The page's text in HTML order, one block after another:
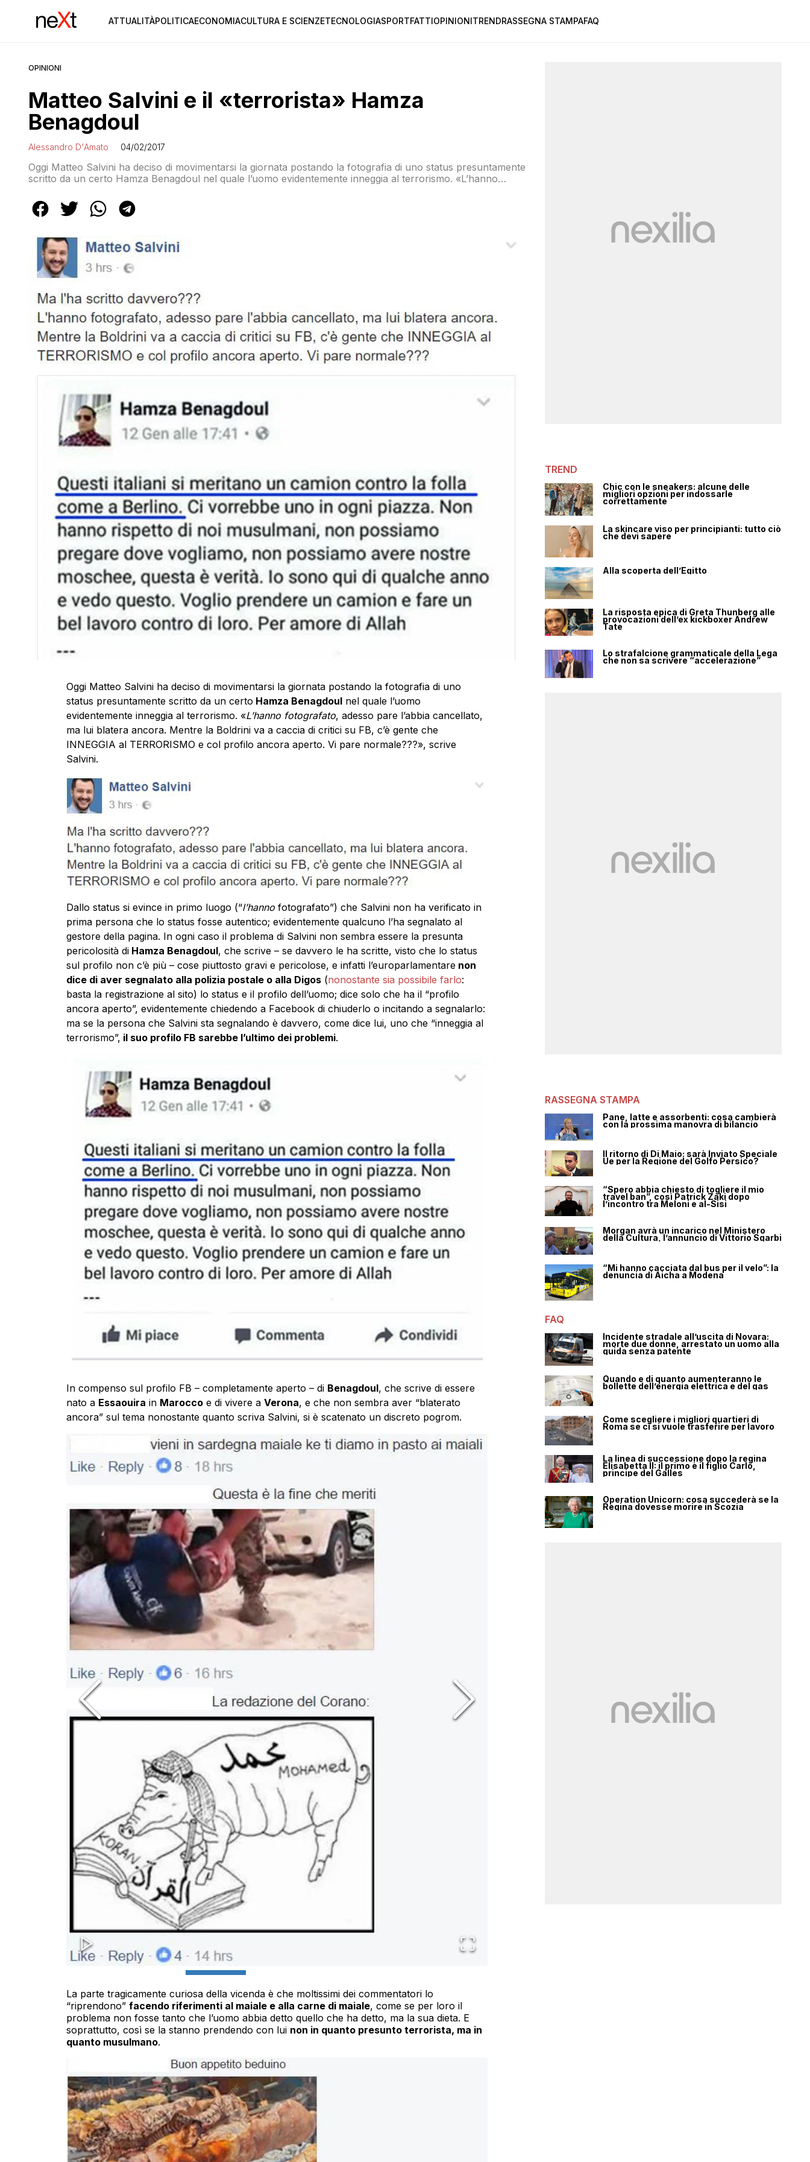
ATTUALITÀPOLITICAECONOMIACULTURA E SCIENZETECNOLOGIASPORTFATTIOPINIONITRENDRASSEGNA STAMPAFAQ
OPINIONI
Matteo Salvini e il «terrorista» Hamza
Benagdoul
Alessandro D'Amato 04/02/2017
Oggi Matteo Salvini ha deciso di movimentarsi la giornata postando la fotografia di uno status presuntamente
scritto da un certo Hamza Benagdoul nel quale l’uomo evidentemente inneggia al terrorismo. «L’hanno
FB, c’è gente che INNEGGIA al TERRORISMO […]
Oggi Matteo Salvini ha deciso di movimentarsi la giornata postando la fotografia di uno
status presuntamente scritto da un certo Hamza Benagdoulnel quale l’uomo
evidentemente inneggia al terrorismo. «L’hanno fotografato, adesso pare l’abbia cancellato,
ma lui blatera ancora. Mentre la Boldrini va a caccia di critici su FB, c’è gente che
INNEGGIA al TERRORISMO e col profilo ancora aperto. Vi pare normale???», scrive
Salvini.
Dallo status si evince in primo luogo (“l’hannofotografato”) che Salvini non ha verificato in
prima persona che lo status fosse autentico; evidentemente qualcuno l’ha segnalato al
gestore della pagina. In ogni caso il problema di Salvini non sembra essere la presunta
pericolosità diHamza Benagdoul, che scrive – se davvero le ha scritte, visto che lo status
sul profilo non c’è più – cose piuttosto gravi e pericolose, e infatti l’europarlamentarenon
dice di aver segnalato alla polizia postale o alla Digos(nonostante sia possibile farlo:
basta la registrazione al sito) lo status e il profilo dell’uomo; dice solo che ha il “profilo
ancora aperto”, evidentemente chiedendo a Facebook di chiuderlo o incitando a segnalarlo:
ma se la persona che Salvini sta segnalando è davvero, come dice lui, uno che “inneggia al
terrorismo”, il suo profilo FB sarebbe l’ultimo dei problemi.
In compenso sul profilo FB – completamente aperto – di Benagdoul, che scrive di essere
nato a Essaouira in Maroccoe di vivere a Verona, e che non sembra aver “blaterato
ancora” sul tema nonostante quanto scriva Salvini, si è scatenato un discreto pogrom.
La parte tragicamente curiosa della vicenda è che moltissimi dei commentatori lo
“riprendono” facendo riferimenti al maiale e alla carne di maiale, come se per loro il
problema non fosse tanto che l’uomo abbia detto quello che ha detto, ma la sua dieta. E
soprattutto, così se la stanno prendendo con lui non in quanto presunto terrorista, ma in
quanto musulmano.
TREND
Chic con le sneakers: alcune delle
migliori opzioni per indossarle
correttamente
La skincare viso per principianti: tutto ciò
che devi sapere
Alla scoperta dell’Egitto
La risposta epica di Greta Thunberg alle
provocazioni dell’ex kickboxer Andrew
Tate
Lo strafalcione grammaticale della Lega
che non sa scrivere “accelerazione”
RASSEGNA STAMPA
Pane, latte e assorbenti: cosa cambierà
con la prossima manovra di bilancio
Il ritorno di Di Maio: sarà Inviato Speciale
Ue per la Regione del Golfo Persico?
“Spero abbia chiesto di togliere il mio
travel ban”, così Patrick Zaki dopo
l’incontro tra Meloni e al-Sisi
Morgan avrà un incarico nel Ministero
della Cultura, l’annuncio di Vittorio Sgarbi
“Mi hanno cacciata dal bus per il velo”: la
denuncia di Aicha a Modena
FAQ
Incidente stradale all’uscita di Novara:
morte due donne, arrestato un uomo alla
guida senza patente
Quando e di quanto aumenteranno le
bollette dell’energia elettrica e del gas
Come scegliere i migliori quartieri di
Roma se ci si vuole trasferire per lavoro
La linea di successione dopo la regina
Elisabetta II: il primo è il figlio Carlo,
principe del Galles
Operation Unicorn: cosa succederà se la
Regina dovesse morire in Scozia